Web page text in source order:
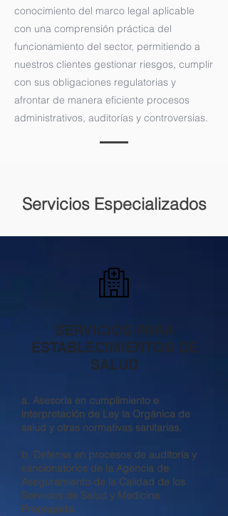
conocimiento del marco legal aplicable
con una comprensión práctica del
funcionamiento del sector, permitiendo a
nuestros clientes gestionar riesgos, cumplir
con sus obligaciones regulatorias y
afrontar de manera eficiente procesos
administrativos, auditorías y controversias.
Servicios Especializados
SERVICIOS PARA
ESTABLECIMIENTOS DE
SALUD
a. Asesoría en cumplimiento e
interpretación de Ley la Orgánica de
salud y otras normativas sanitarias.
b. Defensa en procesos de auditoría y
sancionatorios de la Agencia de
Aseguramiento de la Calidad de los
Servicios de Salud y Medicina
Prepagada.